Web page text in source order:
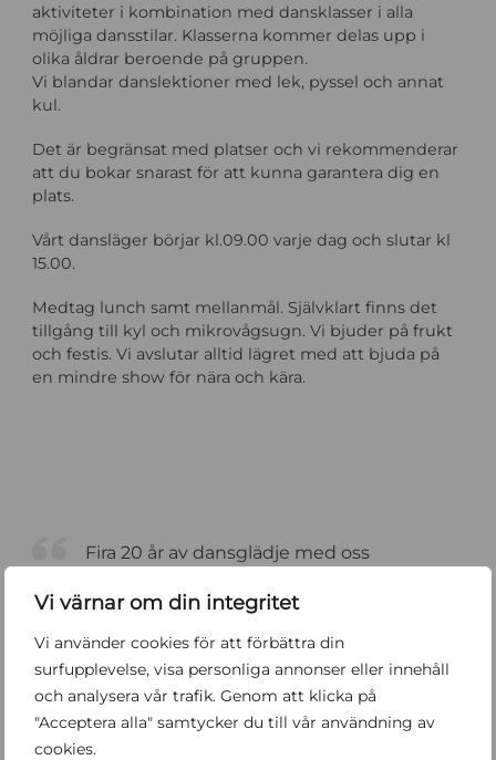
Vi värnar om din integritet
Vi använder cookies för att förbättra din
surfupplevelse, visa personliga annonser eller innehåll
och analysera vår trafik. Genom att klicka på
"Acceptera alla" samtycker du till vår användning av
cookies.
aktiviteter i kombination med dansklasser i alla
möjliga dansstilar. Klasserna kommer delas upp i
olika åldrar beroende på gruppen.
Vi blandar danslektioner med lek, pyssel och annat
kul.
Det är begränsat med platser och vi rekommenderar
att du bokar snarast för att kunna garantera dig en
plats.
Vårt dansläger börjar kl.09.00 varje dag och slutar kl
15.00.
Medtag lunch samt mellanmål. Självklart finns det
tillgång till kyl och mikrovågsugn. Vi bjuder på frukt
och festis. Vi avslutar alltid lägret med att bjuda på
en mindre show för nära och kära.
Fira 20 år av dansglädje med oss
Flera av våra event
-